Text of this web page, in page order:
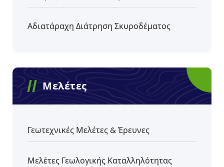
Αδιατάραχη Διάτρηση Σκυροδέματος
Μελέτες
Γεωτεχνικές Μελέτες & Έρευνες
Μελέτες Γεωλογικής Καταλληλότητας